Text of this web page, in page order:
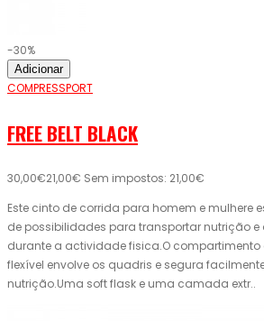
-30%
Adicionar
COMPRESSPORT
FREE BELT BLACK
30,00€21,00€ Sem impostos: 21,00€
Este cinto de corrida para homem e mulhere
de possibilidades para transportar nutrição e
durante a actividade fisica.O
flexível envolve os quadris e segura
nutrição.Uma soft flask e uma camada extr..